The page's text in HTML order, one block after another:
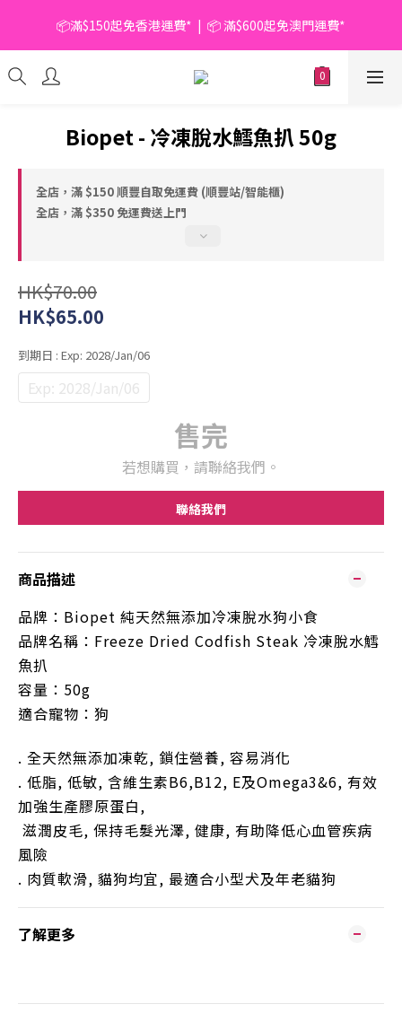
📦滿$150起免香港運費*  |  📦 滿$600起免澳門運費*
📦滿$150起免香港運費*  |  📦 滿$600起免澳門運費*
🥫 罐頭優惠 | 任選* 6件 即減 $6 |  任選* 24件 即減 $30 🥫 (按此了
解更多)
📦滿$150起免香港運費*  |  📦 滿$600起免澳門運費*
Biopet - 冷凍脫水鱈魚扒 50g
全店，滿 $150 順豐自取免運費 (順豐站/智能櫃)
全店，滿 $350 免運費送上門
HK$70.00
HK$65.00
到期日 : Exp: 2028/Jan/06
Exp: 2028/Jan/06
售完
若想購買，請聯絡我們。
聯絡我們
商品描述
品牌： Biopet 純天然無添加冷凍脫水狗小食
品牌名稱 ： Freeze Dried Codfish Steak 冷凍脫水鱈
魚扒
容量： 50g
適合寵物： 狗
. 全天然無添加凍乾, 鎖住營養, 容易消化
. 低脂, 低敏, 含維生素B6,B12, E及Omega3&6, 有效
加強生產膠原蛋白,
滋潤皮毛, 保持毛髮光澤, 健康, 有助降低心血管疾病
風險
. 肉質軟滑, 貓狗均宜, 最適合小型犬及年老貓狗
了解更多